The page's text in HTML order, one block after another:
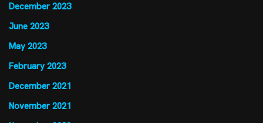
December 2023
June 2023
May 2023
February 2023
December 2021
November 2021